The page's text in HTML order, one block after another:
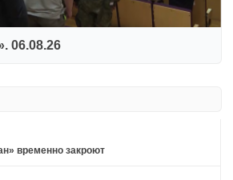
06.08.26
временно закроют